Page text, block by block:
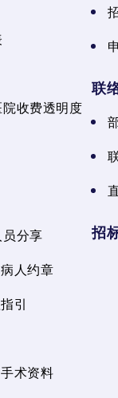
收费透明度
分享
人约章
引
术资料
联
招